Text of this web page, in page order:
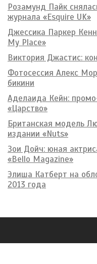
Розамунд Пайк
журнала «Esquire UK»
Джессика Паркер
My Place»
Виктория Джастис:
Фотосессия Алекс
бикини
Аделаида Кейн:
«Царство»
Британская модель
издании «Nuts»
Зои Дойч: юная
«Bello Magazine»
Элиша Катберт на
2013 года